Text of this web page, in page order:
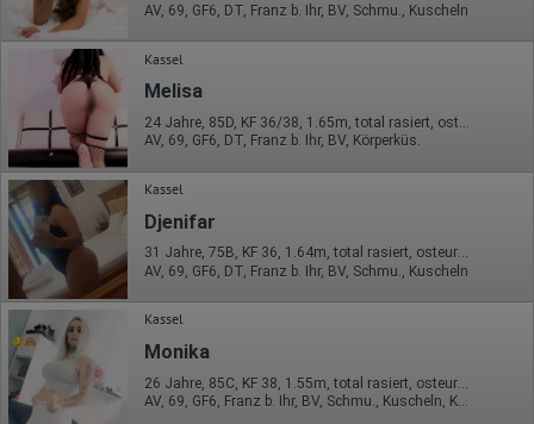
AV, 69, GF6, DT, Franz b. Ihr, BV, Schmu., Kuscheln
Kassel
Melisa
24 Jahre, 85D, KF 36/38, 1.65m, total rasiert, osteuropäisch
AV, 69, GF6, DT, Franz b. Ihr, BV, Körperküs.
Kassel
Djenifar
31 Jahre, 75B, KF 36, 1.64m, total rasiert, osteuropäisch
AV, 69, GF6, DT, Franz b. Ihr, BV, Schmu., Kuscheln
Kassel
Monika
AV, 69, GF6, Franz b. Ihr, BV, Schmu., Kuscheln, Körperküs.